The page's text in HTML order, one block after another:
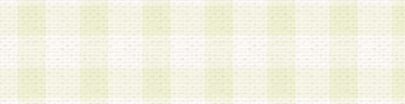
会員情報を本人の承諾なく第三者に開示すること
人を識別できる情報について第三者に開示または
社は事前に会員本人の同意を得るものとします。
3.前項の定めに拘わらず、当社は、以下の目的に